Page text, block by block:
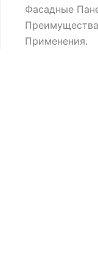
Фасадные
Применения.